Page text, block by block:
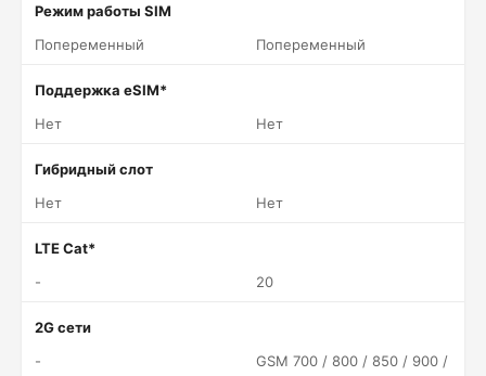
Режим работы SIM
Попеременный
Попеременный
Поддержка eSIM*
Нет
Нет
Гибридный слот
Нет
Нет
LTE Cat*
-
20
2G сети
-
GSM 700 / 800 / 850 / 900 /